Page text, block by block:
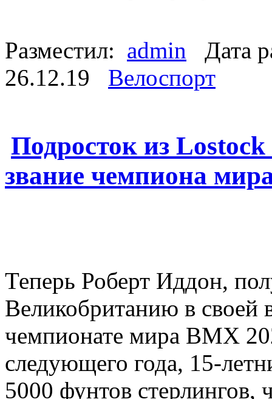
Разместил: admin Дата
26.12.19 Велоспорт
Подросток из
звание чемпиона
Теперь Роберт Иддон,
Великобританию в своей
чемпионате мира BMX
следующего года, 15-
5000 фунтов стерлингов,